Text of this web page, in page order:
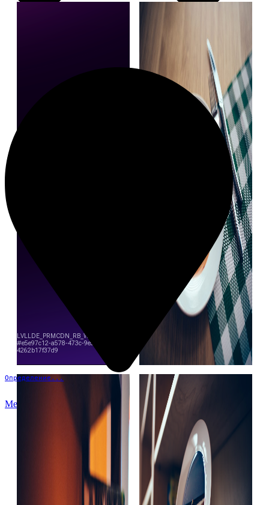
Определение...
Меню